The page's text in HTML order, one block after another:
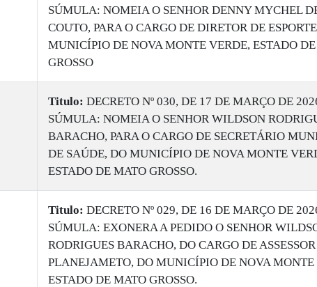
SÚMULA: NOMEIA O SENHOR DENNY MYCHEL
COUTO, PARA O CARGO DE DIRETOR DE
MUNICÍPIO DE NOVA MONTE VERDE, ESTADO
GROSSO
Titulo: DECRETO Nº 030, DE 17 DE MARÇO DE
SÚMULA: NOMEIA O SENHOR WILDSON
BARACHO, PARA O CARGO DE SECRETÁRIO
DE SAÚDE, DO MUNICÍPIO DE NOVA MONTE
ESTADO DE MATO GROSSO.
Titulo: DECRETO Nº 029, DE 16 DE MARÇO DE
SÚMULA: EXONERA A PEDIDO O SENHOR
RODRIGUES BARACHO, DO CARGO DE
PLANEJAMETO, DO MUNICÍPIO DE NOVA MONTE
ESTADO DE MATO GROSSO.